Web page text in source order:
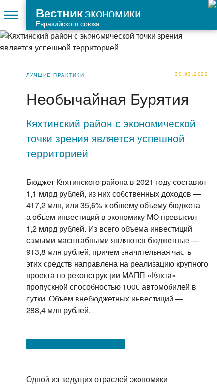
Вестникэкономики
Евразийского союза
ЛУЧШИЕ ПРАКТИКИ 30.03.2022
Необычайная Бурятия
Кяхтинский район с экономической
точки зрения является успешной
территорией
Бюджет Кяхтинского района в 2021 году составил
1,1 млрд рублей, из них собственных доходов —
417,2 млн, или 35,6% к общему объему бюджета,
а объем инвестиций в экономику МО превысил
1,2 млрд рублей. Из всего объема инвестиций
самыми масштабными являются бюджетные —
913,8 млн рублей, причем значительная часть
этих средств направлена на реализацию крупного
проекта по реконструкции МАПП «Кяхта»
пропускной способностью 1000 автомобилей в
сутки. Объем внебюджетных инвестиций —
288,4 млн рублей.
Одной из ведущих отраслей экономики